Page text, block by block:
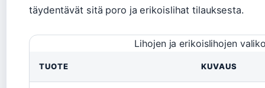
täydentävät sitä poro ja erikoislihat tilauksesta.
Lihojen ja erikoislihojen
TUOTE KUVAUS